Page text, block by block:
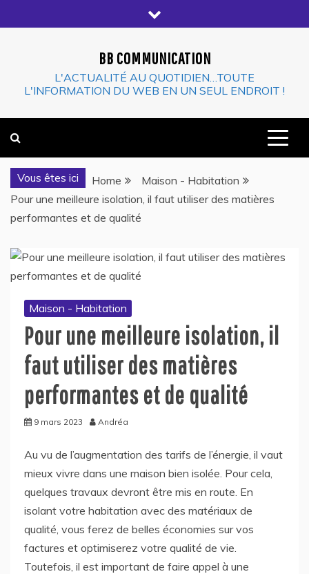
to
BB COMMUNICATION
L'ACTUALITÉ AU QUOTIDIEN…TOUTE
L'INFORMATION DU WEB EN UN SEUL ENDROIT !
Vous êtes ici Home
Maison - Habitation
Pour une meilleure isolation, il faut utiliser des matières
performantes et de qualité
Maison - Habitation
Pour une meilleure isolation, il
faut utiliser des matières
performantes et de qualité
9 mars 2023 Andréa
Au vu de l’augmentation des tarifs de l’énergie, il vaut
mieux vivre dans une maison bien isolée. Pour cela,
quelques travaux devront être mis en route. En
isolant votre habitation avec des matériaux de
qualité, vous ferez de belles économies sur vos
factures et optimiserez votre qualité de vie.
Toutefois, il est important de faire appel à une